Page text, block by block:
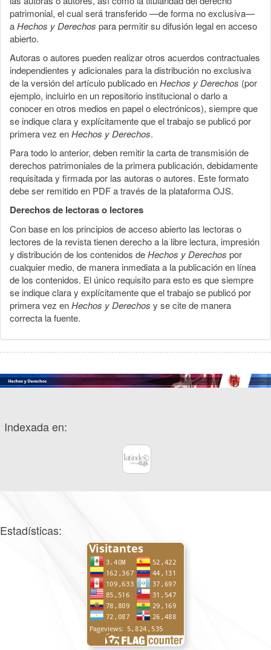
patrimonial, el cual será transferido —de forma no exclusiva—
aHechos y Derechos para permitir su difusión legal en acceso
abierto.
Autoras o autores pueden realizar otros acuerdos contractuales
independientes y adicionales para la distribución no exclusiva
de la versión del artículo publicado enHechos y Derechos (por
ejemplo, incluirlo en un repositorio institucional o darlo a
conocer en otros medios en papel o electrónicos), siempre que
se indique clara y explícitamente que el trabajo se publicó por
primera vez enHechos y Derechos.
Para todo lo anterior, deben remitir la carta de transmisión de
derechos patrimoniales de la primera publicación, debidamente
requisitada y firmada por las autoras o autores. Este formato
debe ser remitido en PDF a través de la plataforma OJS.
Derechos de lectoras o lectores
Con base en los principios de acceso abierto las lectoras o
lectores de la revista tienen derecho a la libre lectura, impresión
y distribución de los contenidos deHechos y Derechos por
cualquier medio, de manera inmediata a la publicación en línea
de los contenidos. El único requisito para esto es que siempre
se indique clara y explícitamente que el trabajo se publicó por
primera vez enHechos y Derechos y se cite de manera
correcta la fuente.
Indexada en:
Estadísticas: